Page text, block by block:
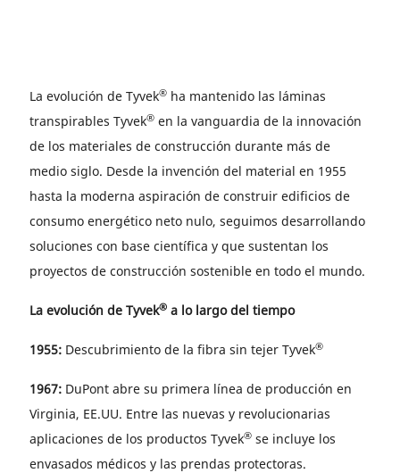
La evolución de Tyvek® ha mantenido las láminas
transpirables Tyvek® en la vanguardia de la innovación
de los materiales de construcción durante más de
medio siglo. Desde la invención del material en 1955
hasta la moderna aspiración de construir edificios de
consumo energético neto nulo, seguimos desarrollando
soluciones con base científica y que sustentan los
proyectos de construcción sostenible en todo el mundo.
La evolución de Tyvek® a lo largo del tiempo
1955: Descubrimiento de la fibra sin tejer Tyvek®
1967: DuPont abre su primera línea de producción en
Virginia, EE.UU. Entre las nuevas y revolucionarias
aplicaciones de los productos Tyvek® se incluye los
envasados médicos y las prendas protectoras.